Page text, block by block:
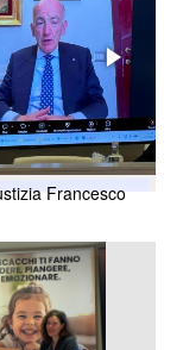
Francesco